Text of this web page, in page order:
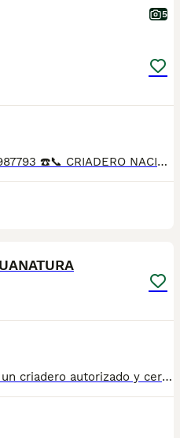
5
❤️🐶CAMADA SHIBA INU 🐶❤️ ☎️📞 616987793 ☎️📞 CRIADERO NACIONAL 🇪🇸 Nada de tiendas ni intermediarios. Nuestros SHIBA INU viven libres y en continuo contacto con nosotros , resultando un equilibrio físico y psicológico que les hace desarrollarse plenamente. Nuestros cachorros de Golden Retriever reciben un programa de estimulación desde una edad temprana para una impronta y sociabilización óptima. Control veterinario permanente, Certificados oficiales Selección del carácter de los reproductores, estimulación precoz de los cachorros, evolución de entornos, parques exteriores con circuitos estimulantes, destete progresivo para un cachorro más seguro y autosuficiente, iniciación al control de esfínteres, etc… Precio desde según ejemplar en sexo, color.
Shiba Inu Hembra de Magui ✅ Somos un criadero autorizado y certificado por la Generalitat de Catalunya bajo el número de Núcleo Zoológico G25/00314. PARA MÁS INFORMACIÓN: ☎️ 933095977 📱 685878504 / 674320847 💻 Más fotos y vídeos en nuestra web www.aquanatura.es 🚙 Hacemos envíos 📌 Calle Roger de Flor 45, muy cerca del Arc de Triomf de Barcelona, de Lunes a Sábados. Se entregan con sus vacunas, desparasitados interna y externamente, con microchip y su registro, cartilla sanitaria y contrato de garantías, documentación legal y factura. AQUANATURA